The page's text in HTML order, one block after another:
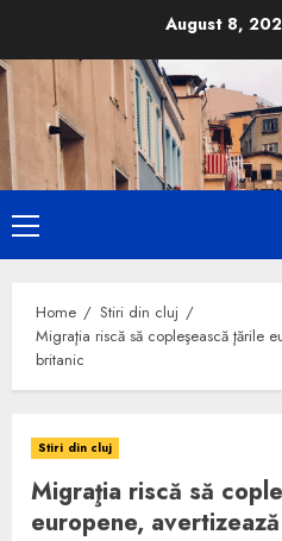
content
August 8,
Primary
Menu
Home
Stiri din cluj
Migraţia riscă să copleşească ţările
britanic
Stiri din cluj
Migraţia riscă să
europene,